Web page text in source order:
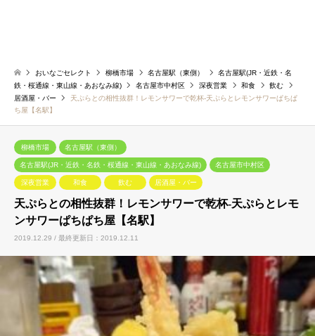
おいなごセレクト 柳橋市場 名古屋駅（東側）
名古屋駅(JR・近鉄・名
鉄・桜通線・東山線・あおなみ線)
名古屋市中村区 深夜営業 和食
飲む
居酒屋・バー
天ぷらとの相性抜群！レモンサワーで乾杯-天ぷらとレモンサワーぱちぱ
ち屋【名駅】
柳橋市場 名古屋駅（東側）
名古屋駅(JR・近鉄・名鉄・桜通線・東山線・あおなみ線) 名古屋市中村区
深夜営業 和食 飲む 居酒屋・バー
天ぷらとの相性抜群！レモンサワーで乾杯-天ぷらとレモ
ンサワーぱちぱち屋【名駅】
2019.12.29 / 最終更新日：2019.12.11